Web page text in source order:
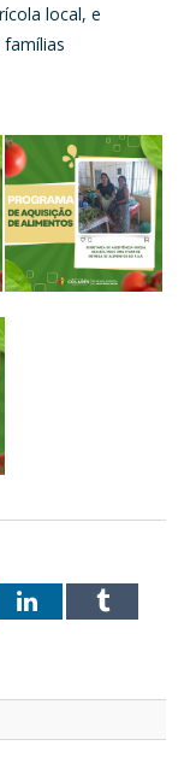
local, e
LinkedInTumblr